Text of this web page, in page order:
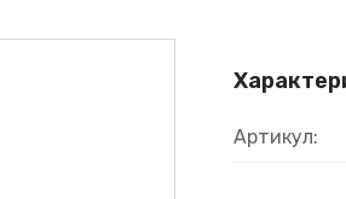
Артикул: